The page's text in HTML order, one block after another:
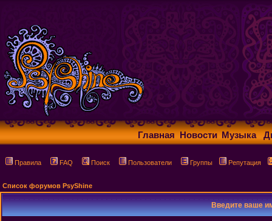
Главная Новости Музыка
Правила FAQ Поиск Пользователи Группы Репутация
Список форумов PsyShine
Введите ваше